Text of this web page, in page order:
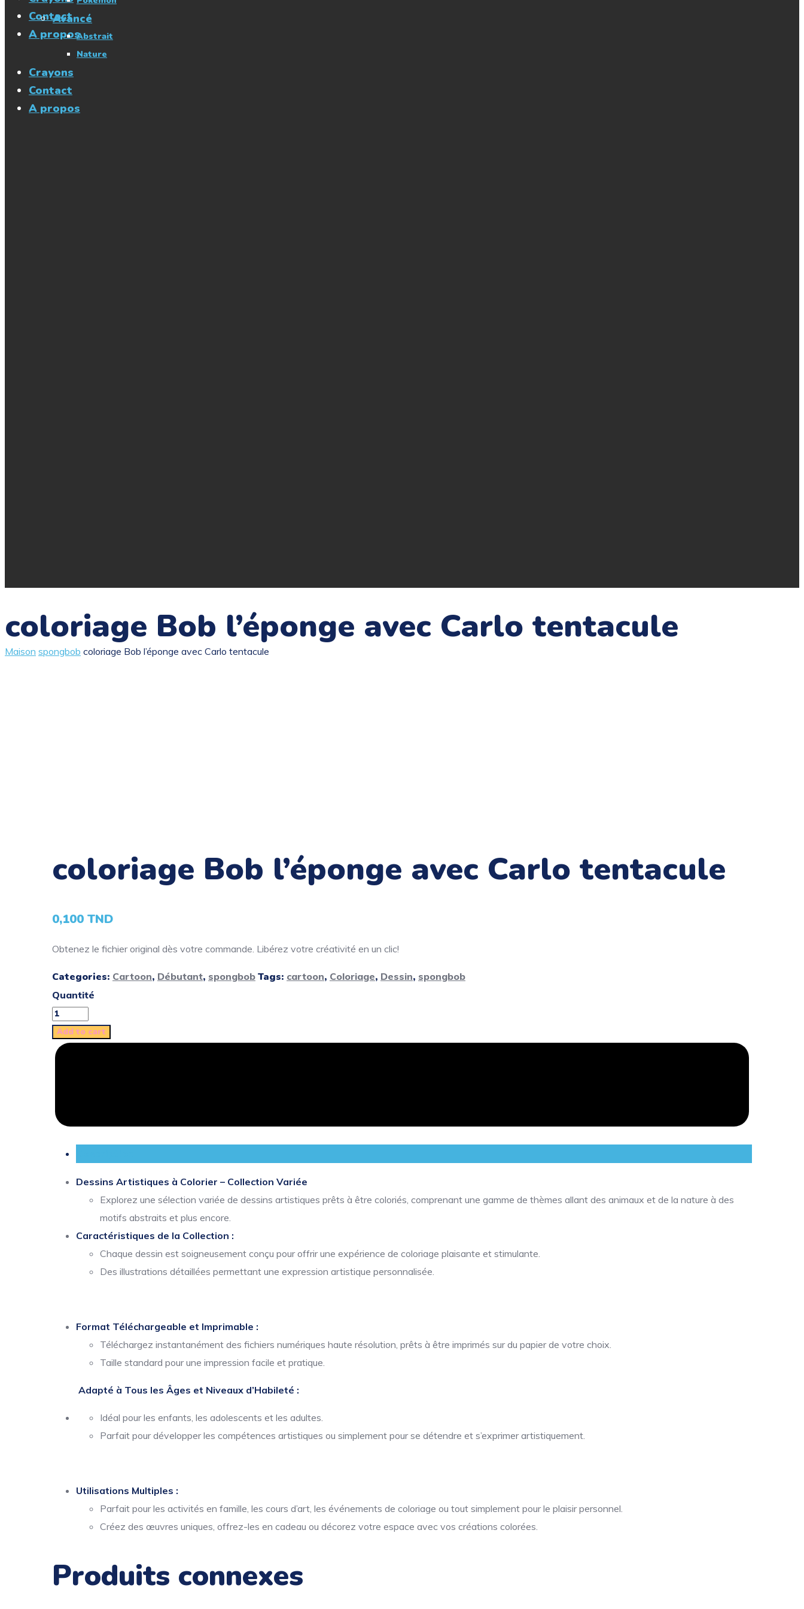
Contact
A propos
Avancé
Abstrait
Nature
Crayons
Contact
A propos
coloriage Bob l’éponge avec Carlo tentacule
Maison spongbob coloriage Bob l’éponge avec Carlo tentacule
coloriage Bob l’éponge avec Carlo tentacule
0,100 TND
Obtenez le fichier original dès votre commande. Libérez votre créativité en un clic!
Categories: Cartoon, Débutant, spongbob Tags: cartoon, Coloriage, Dessin, spongbob
Quantité
Add to cart
Dessins Artistiques à Colorier – Collection Variée
Explorez une sélection variée de dessins artistiques prêts à être coloriés, comprenant une gamme de thèmes allant des animaux et de la nature à des
motifs abstraits et plus encore.
Caractéristiques de la Collection :
Chaque dessin est soigneusement conçu pour offrir une expérience de coloriage plaisante et stimulante.
Des illustrations détaillées permettant une expression artistique personnalisée.
Format Téléchargeable et Imprimable :
Téléchargez instantanément des fichiers numériques haute résolution, prêts à être imprimés sur du papier de votre choix.
Taille standard pour une impression facile et pratique.
Adapté à Tous les Âges et Niveaux d’Habileté :
Idéal pour les enfants, les adolescents et les adultes.
Parfait pour développer les compétences artistiques ou simplement pour se détendre et s’exprimer artistiquement.
Utilisations Multiples :
Parfait pour les activités en famille, les cours d’art, les événements de coloriage ou tout simplement pour le plaisir personnel.
Créez des œuvres uniques, offrez-les en cadeau ou décorez votre espace avec vos créations colorées.
Produits connexes